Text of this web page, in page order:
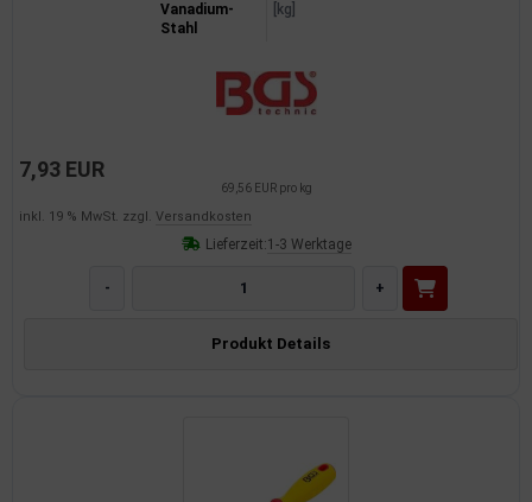
Vanadium-
Stahl
[kg]
7,93 EUR
69,56 EUR pro kg
inkl. 19 % MwSt. zzgl. Versandkosten
Lieferzeit:1-3 Werktage
- +
Produkt Details